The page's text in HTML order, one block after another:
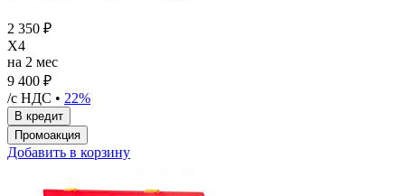
2 350 ₽
X4
на 2 мес
9 400 ₽
/с НДС • 22%
Добавить в корзину